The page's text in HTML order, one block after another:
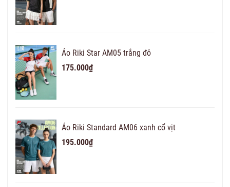
Áo Riki Star AM05 trắng đỏ
175.000₫
Áo Riki Standard AM06 xanh cổ vịt
195.000₫